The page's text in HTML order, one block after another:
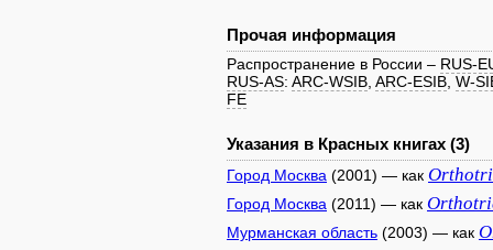
Прочая информация
Распространение в России – RUS-
RUS-AS: ARC-WSIB ARC-ESIB W-
FE
Указания в Красных книгах (3)
Город Москва (2001) — как
Город Москва (2011) — как
Мурманская область (2003) — как